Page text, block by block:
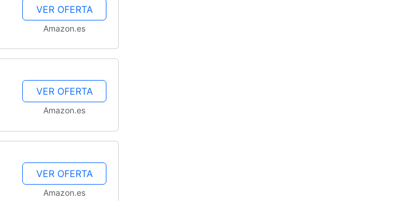
VER OFERTA
Amazon.es
VER OFERTA
Amazon.es
VER OFERTA
Amazon.es